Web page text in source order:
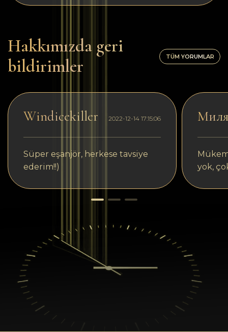
Hakkımızda geri
bildirimler
TÜM YORUMLAR
Windicekiller 2022-12-14 17:15:06
Süper eşanjör, herkese tavsiye
ederim!!)
Миля
yok,